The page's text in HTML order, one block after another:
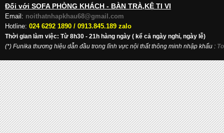
Đối với SOFA PHÒNG KHÁCH - BÀN TRÀ,KỆ TI VI
Email: noithatnhapkhau68@gmail.com
Hotline: 024 6292 1890 / 0913.845.189 zalo
Thời gian làm việc: Từ 8h30 - 21h hàng ngày ( kể cả ngày nghỉ, ngày lễ)
(*) Funika thương hiệu dẫn đầu trong lĩnh vực nội thất thông minh nhập khẩu :